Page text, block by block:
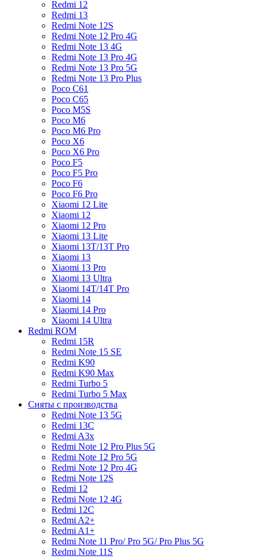
Redmi 12
Redmi 13
Redmi Note 12S
Redmi Note 12 Pro 4G
Redmi Note 13 4G
Redmi Note 13 Pro 4G
Redmi Note 13 Pro 5G
Redmi Note 13 Pro Plus
Poco C61
Poco C65
Poco M5S
Poco M6
Poco M6 Pro
Poco X6
Poco X6 Pro
Poco F5
Poco F5 Pro
Poco F6
Poco F6 Pro
Xiaomi 12 Lite
Xiaomi 12
Xiaomi 12 Pro
Xiaomi 13 Lite
Xiaomi 13T/13T Pro
Xiaomi 13
Xiaomi 13 Pro
Xiaomi 13 Ultra
Xiaomi 14T/14T Pro
Xiaomi 14
Xiaomi 14 Pro
Xiaomi 14 Ultra
Redmi ROM
Redmi 15R
Redmi Note 15 SE
Redmi K90
Redmi K90 Max
Redmi Turbo 5
Redmi Turbo 5 Max
Сняты с производства
Redmi Note 13 5G
Redmi 13C
Redmi A3x
Redmi Note 12 Pro Plus 5G
Redmi Note 12 Pro 5G
Redmi Note 12 Pro 4G
Redmi Note 12S
Redmi 12
Redmi Note 12 4G
Redmi 12C
Redmi A2+
Redmi A1+
Redmi Note 11 Pro/ Pro 5G/ Pro Plus 5G
Redmi Note 11S